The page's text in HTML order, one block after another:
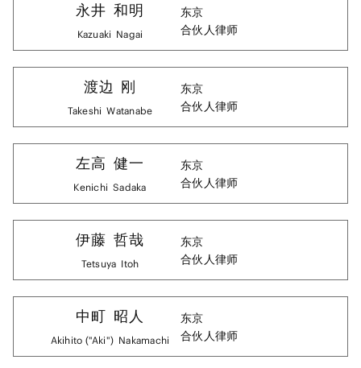
永井 和明
Kazuaki Nagai
东京
合伙人律师
渡边 刚
Takeshi Watanabe
东京
合伙人律师
左高 健一
Kenichi Sadaka
东京
合伙人律师
伊藤 哲哉
Tetsuya Itoh
东京
合伙人律师
中町 昭人
Akihito ("Aki") Nakamachi
东京
合伙人律师